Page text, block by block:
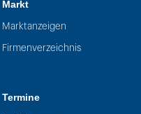
Markt
Marktanzeigen
Firmenverzeichnis
Termine